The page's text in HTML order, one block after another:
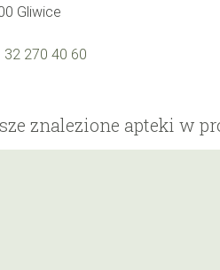
Gliwice
32 270 40 60
znalezione apteki w